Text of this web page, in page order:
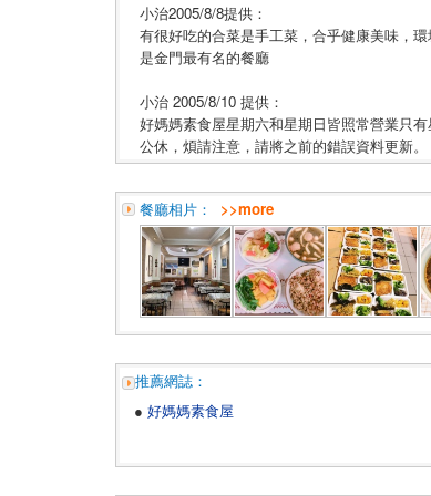
小治2005/8/8提供：
有很好吃的合菜是手工菜，合乎健康美味，
是金門最有名的餐廳
小治 2005/8/10 提供：
好媽媽素食屋星期六和星期日皆照常營業只
公休，煩請注意，請將之前的錯誤資料更新。
餐廳相片： >>more
推薦網誌：
● 好媽媽素食屋